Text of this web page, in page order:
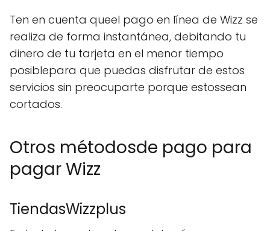
Ten en cuenta queel pago en línea de Wizz se
realiza de forma instantánea, debitando tu
dinero de tu tarjeta en el menor tiempo
posiblepara que puedas disfrutar de estos
servicios sin preocuparte porque estossean
cortados.
Otros métodosde pago para
pagar Wizz
TiendasWizzplus